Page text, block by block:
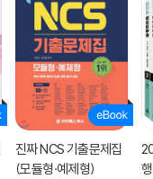
진짜 NCS 기출문제집
(모듈형·예제형)